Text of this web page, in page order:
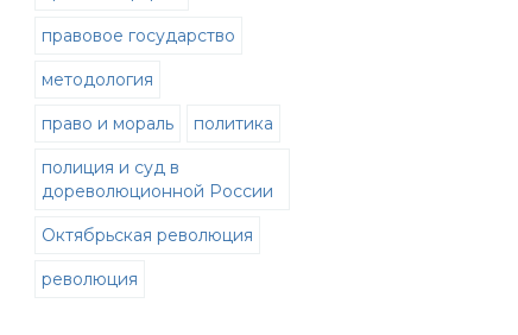
правовое государство
методология
право и мораль политика
полиция и суд в
дореволюционной России
Октябрьская революция
революция